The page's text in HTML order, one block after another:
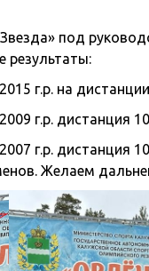
под
результаты:
г.р. на
г.р.
г.р.
Желаем